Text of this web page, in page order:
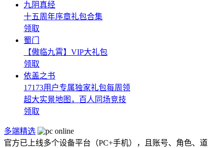
九阴真经
十五周年序章礼包合集
领取
蜀门
【傲临九霄】VIP大礼包
领取
依盖之书
17173用户专属独家礼包每周领
超大实景地图，百人同场竞技
领取
多端精选
官方已上线多个设备平台（PC+手机），且账号、角色、道